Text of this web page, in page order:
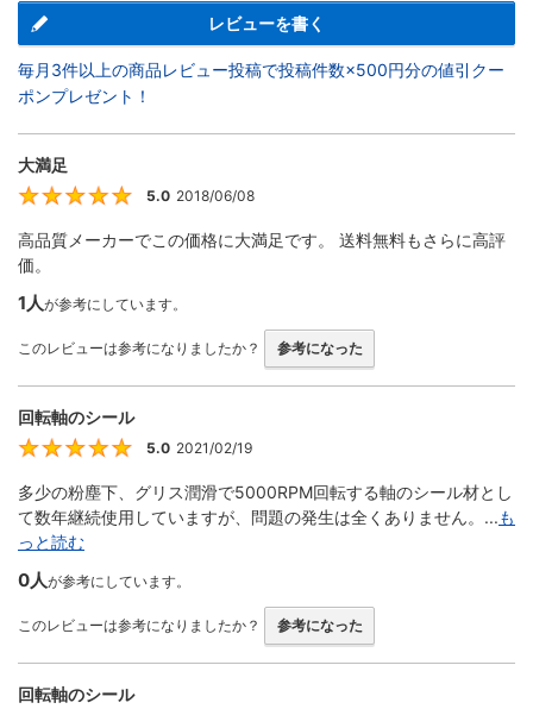
レビューを書く
毎月3件以上の商品レビュー投稿で投稿件数×500円分の値引クー
ポンプレゼント！
大満足
5
5.0 2018/06/08
高品質メーカーでこの価格に大満足です。 送料無料もさらに高評
価。
1人が参考にしています。
このレビューは参考になりましたか？ 参考になった
回転軸のシール
5
5.0 2021/02/19
多少の粉塵下、グリス潤滑で5000RPM回転する軸のシール材とし
て数年継続使用していますが、問題の発生は全くありません。...も
っと読む
0人が参考にしています。
このレビューは参考になりましたか？ 参考になった
回転軸のシール